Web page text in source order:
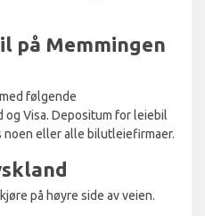
på Memmingen
følgende
Visa. Depositum for leiebil
noen eller alle bilutleiefirmaer.
på høyre side av veien.